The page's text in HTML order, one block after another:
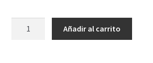
Añadir al carrito